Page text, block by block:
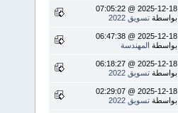
2025-12-18 @ 07:05:22
بواسطة تسويق 2022
2025-12-18 @ 06:47:38
بواسطة المهندسة
2025-12-18 @ 06:18:27
بواسطة تسويق 2022
2025-12-18 @ 02:29:07
بواسطة تسويق 2022